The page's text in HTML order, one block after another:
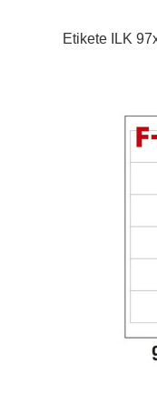
Etikete ILK